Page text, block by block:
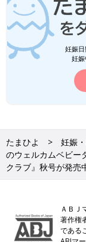
妊娠
妊
たまひよ 妊娠
のウェルカムベビー
クラブ』秋号が発売
ＡＢＪ
著作権
である